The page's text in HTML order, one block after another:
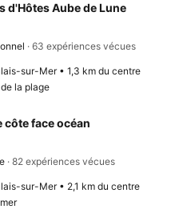
d'Hôtes Aube de Lune
de 9,5
· 63 expériences vécues
sur-Mer • 1,3 km du centre
la plage
côte face océan
de 8,8
· 82 expériences vécues
sur-Mer • 2,1 km du centre